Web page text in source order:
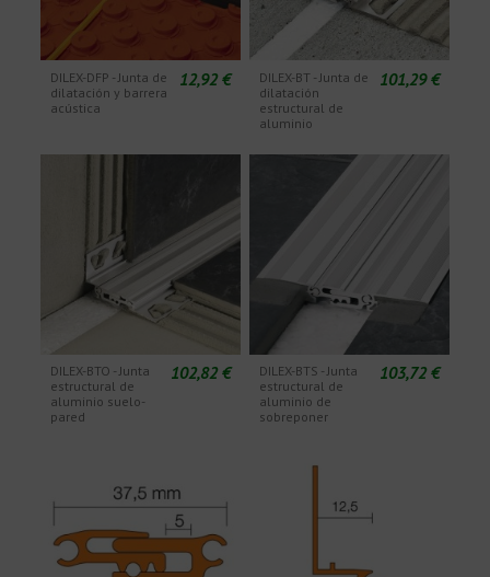
DILEX-DFP - Junta de
dilatación y barrera
acústica
12,92 €
DILEX-BT - Junta de
dilatación
estructural de
aluminio
101,29 €
DILEX-BTO - Junta
estructural de
aluminio suelo-
pared
102,82 €
DILEX-BTS - Junta
estructural de
aluminio de
sobreponer
103,72 €